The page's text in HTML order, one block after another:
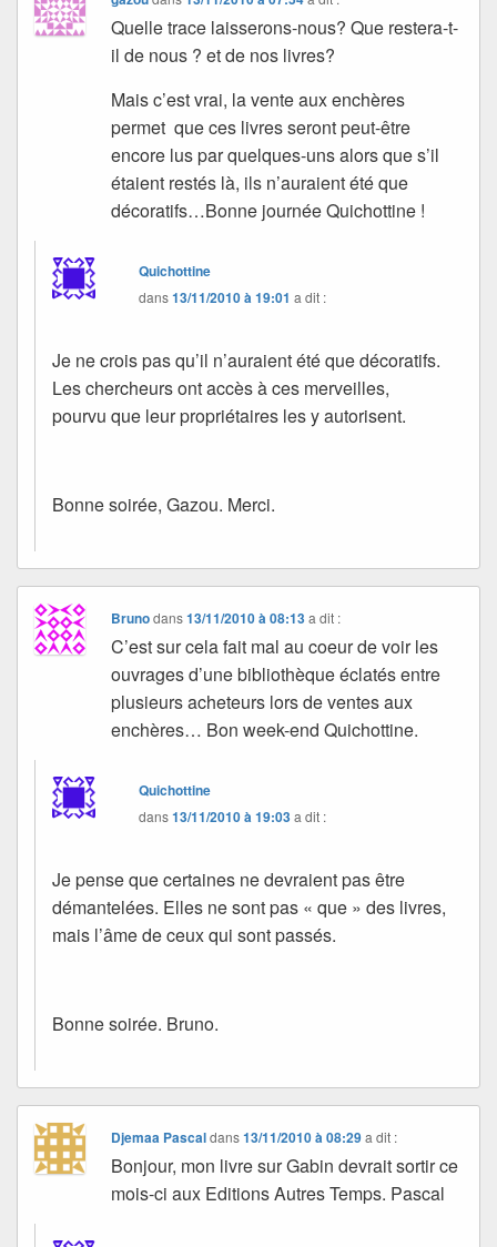
Quelle trace laisserons-nous? Que restera-t-
il de nous ? et de nos livres?
Mais c’est vrai, la vente aux enchères
permet que ces livres seront peut-être
encore lus par quelques-uns alors que s’il
étaient restés là, ils n’auraient été que
décoratifs…Bonne journée Quichottine !
Quichottine
dans13/11/2010 à 19:01 a dit :
Je ne crois pas qu’il n’auraient été que décoratifs.
Les chercheurs ont accès à ces merveilles,
pourvu que leur propriétaires les y autorisent.
Bonne soirée, Gazou. Merci.
Brunodans13/11/2010 à 08:13 a dit :
C’est sur cela fait mal au coeur de voir les
ouvrages d’une bibliothèque éclatés entre
plusieurs acheteurs lors de ventes aux
enchères… Bon week-end Quichottine.
Quichottine
dans13/11/2010 à 19:03a dit :
Je pense que certaines ne devraient pas être
démantelées. Elles ne sont pas « que » des livres,
mais l’âme de ceux qui sont passés.
Bonne soirée. Bruno.
Djemaa Pascaldans13/11/2010 à 08:29 a dit :
Bonjour, mon livre sur Gabin devrait sortir ce
mois-ci aux Editions Autres Temps. Pascal